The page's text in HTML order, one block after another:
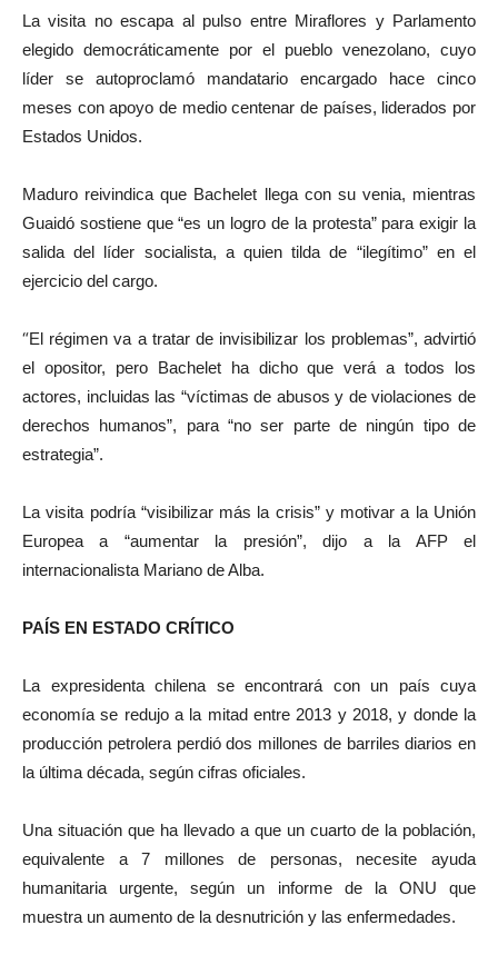
La visita no escapa al pulso entre Miraflores y Parlamento
elegido democráticamente por el pueblo venezolano, cuyo
líder se autoproclamó mandatario encargado hace cinco
meses con apoyo de medio centenar de países, liderados por
Estados Unidos.
Maduro reivindica que Bachelet llega con su venia, mientras
Guaidó sostiene que “es un logro de la protesta” para exigir la
salida del líder socialista, a quien tilda de “ilegítimo” en el
ejercicio del cargo.
“El régimen va a tratar de invisibilizar los problemas”, advirtió
el opositor, pero Bachelet ha dicho que verá a todos los
actores, incluidas las “víctimas de abusos y de violaciones de
derechos humanos”, para “no ser parte de ningún tipo de
estrategia”.
La visita podría “visibilizar más la crisis” y motivar a la Unión
Europea a “aumentar la presión”, dijo a la AFP el
internacionalista Mariano de Alba.
PAÍS EN ESTADO CRÍTICO
La expresidenta chilena se encontrará con un país cuya
economía se redujo a la mitad entre 2013 y 2018, y donde la
producción petrolera perdió dos millones de barriles diarios en
la última década, según cifras oficiales.
Una situación que ha llevado a que un cuarto de la población,
equivalente a 7 millones de personas, necesite ayuda
humanitaria urgente, según un informe de la ONU que
muestra un aumento de la desnutrición y las enfermedades.